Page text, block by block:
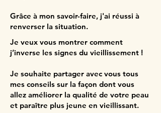
Grâce à mon savoir-faire, j'ai réussi à
renverser la situation.
Je veux vous montrer comment
j’inverse les signes du vieillissement !
Je souhaite partager avec vous tous
mes conseils sur la façon dont vous
allez améliorer la qualité de votre peau
et paraître plus jeune en vieillissant.